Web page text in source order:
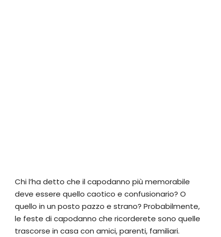
Chi l’ha detto che il capodanno più memorabile
deve essere quello caotico e confusionario? O
quello in un posto pazzo e strano? Probabilmente,
le feste di capodanno che ricorderete sono quelle
trascorse in casa con amici, parenti, familiari.